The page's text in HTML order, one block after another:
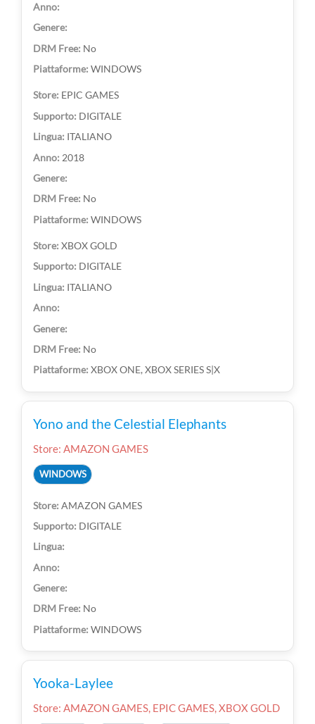
No
WINDOWS
EPIC GAMES
DIGITALE
ITALIANO
2018
No
WINDOWS
XBOX GOLD
DIGITALE
ITALIANO
No
XBOX ONE, XBOX SERIES S|X
Yono and the Celestial Elephants
Store: AMAZON GAMES
WINDOWS
AMAZON GAMES
DIGITALE
No
WINDOWS
Yooka-Laylee
Store: AMAZON GAMES, EPIC GAMES, XBOX GOLD